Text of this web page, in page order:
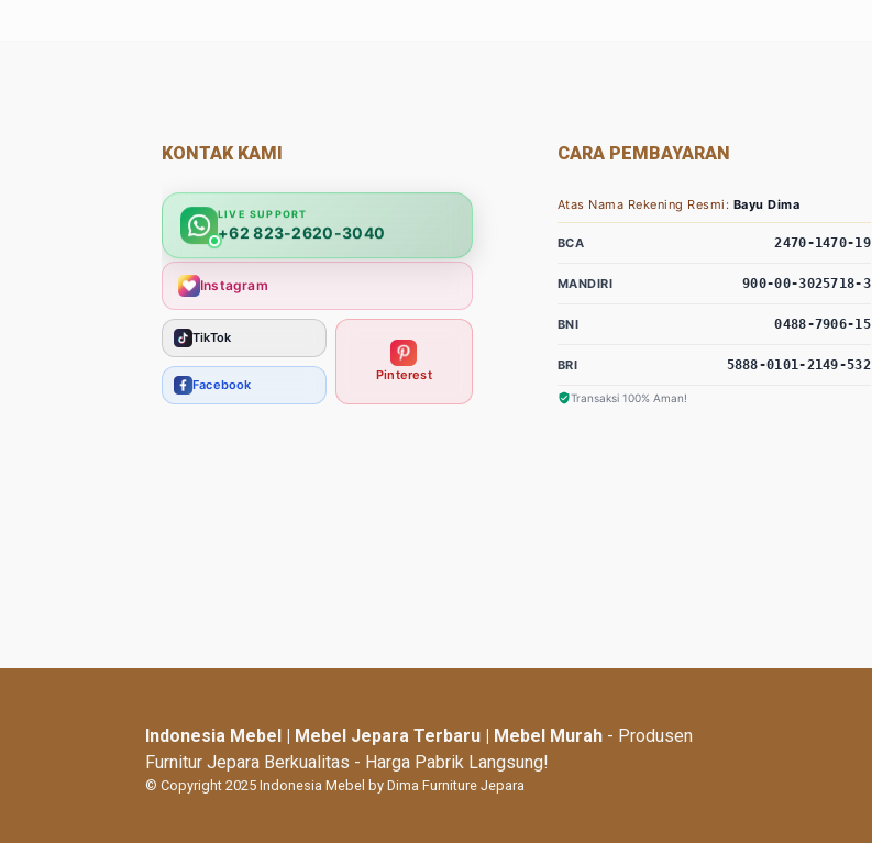
KONTAK KAMI
LIVE SUPPORT
+62 823-2620-3040
Instagram
TikTok
Facebook
Pinterest
CARA PEMBAYARAN
Atas Nama Rekening Resmi: Bayu Dima
BCA 2470-1470-19
MANDIRI 900-00-3025718-3
BNI 0488-7906-15
BRI 5888-0101-2149-532
Transaksi 100% Aman!
Indonesia Mebel | Mebel Jepara Terbaru | Mebel Murah - Produsen
Furnitur Jepara Berkualitas - Harga Pabrik Langsung!
© Copyright 2025 Indonesia Mebel by Dima Furniture Jepara